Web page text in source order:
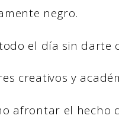
negro.
el día sin darte
creativos y
afrontar el hecho